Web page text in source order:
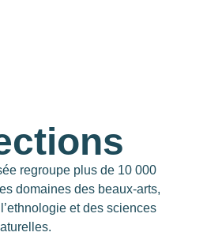
regroupe plus de 10 000
domaines des beaux-arts,
et des sciences